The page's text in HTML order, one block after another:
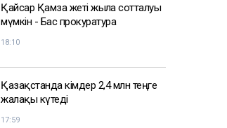
Қайсар Қамза жеті жылға сотталуы
мүмкін - Бас прокуратура
18:10
Қазақстанда кімдер 2,4 млн теңге
жалақы күтеді
17:59